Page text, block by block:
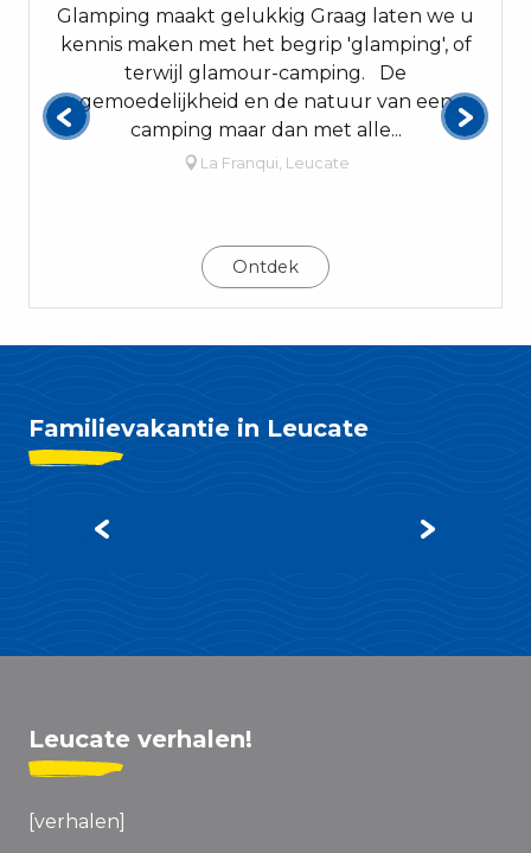
Glamping maakt gelukkig Graag laten we u
kennis maken met het begrip 'glamping', of
terwijl glamour-camping. De
gemoedelijkheid en de natuur van een
camping maar dan met alle...
La Franqui, Leucate
Ontdek
Familievakantie in Leucate
Leucate, Familie Plus resort
Leucate verhalen!
[verhalen]